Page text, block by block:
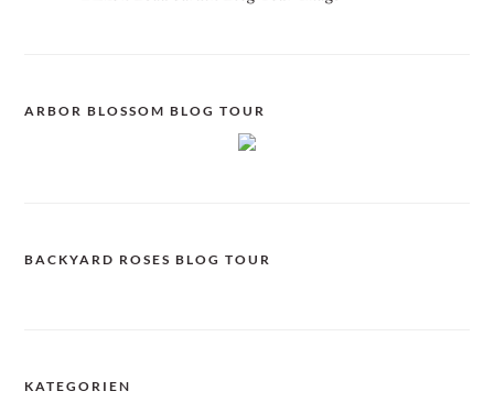
ARBOR BLOSSOM BLOG TOUR
BACKYARD ROSES BLOG TOUR
KATEGORIEN